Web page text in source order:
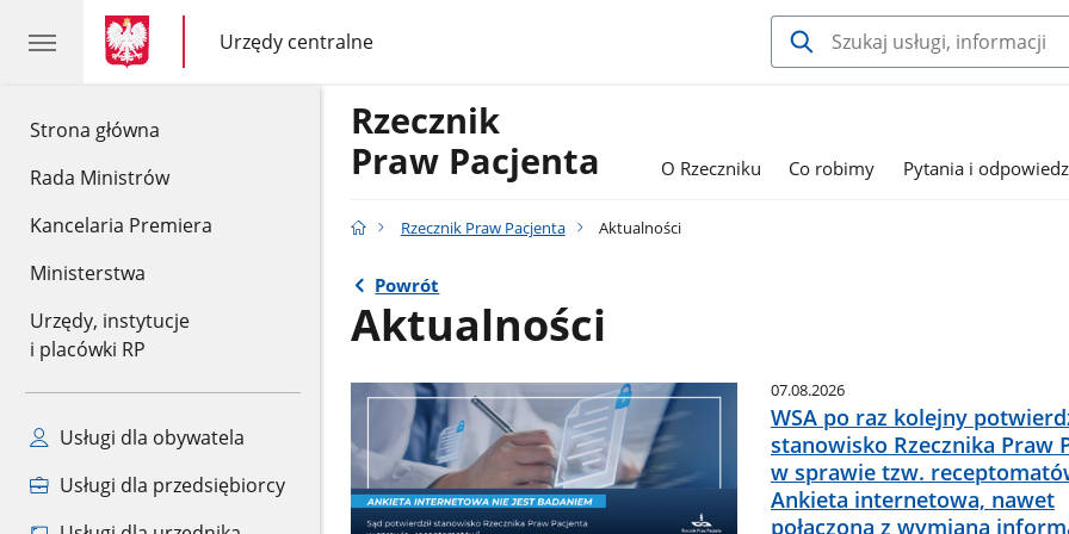
Strona główna
Rada Ministrów
Kancelaria Premiera
Ministerstwa
Urzędy, instytucje
i placówki RP
Usługi dla obywatela
Usługi dla przedsiębiorcy
gov.pl
gov.pl
Urzędy centralne
gov.pl
Urzędy
centralne
Rzecznik
Praw Pacjenta
O Rzeczniku Co robimy Pytania i
Rzecznik Praw Pacjenta Aktualności
Powrót
Aktualności
07.08.2026
WSA po raz kolejny
stanowisko Rzecznika Praw
w sprawie tzw.
Ankieta internetowa, nawet
połączona z wymianą